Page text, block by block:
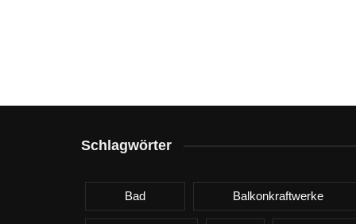
Schlagwörter
Bad Balkonkraftwerke